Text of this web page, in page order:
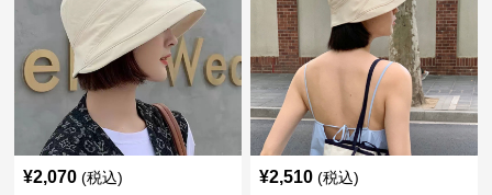
¥2,070 (税込) ¥2,510 (税込)